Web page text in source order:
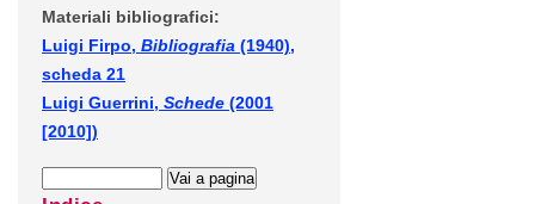
Materiali bibliografici:
Luigi Firpo, Bibliografia (1940),
scheda 21
Luigi Guerrini, Schede (2001
[2010])